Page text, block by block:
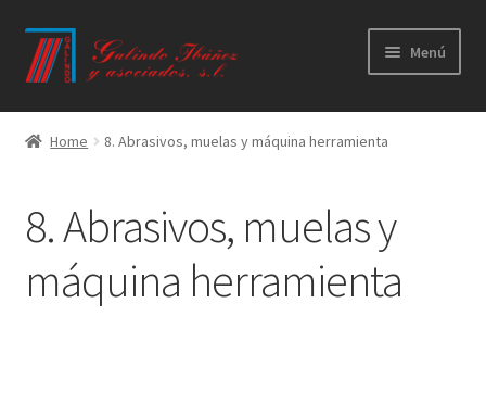
Ir
a
Ir
al
Menú
Principal
Novedades
Catálogos
Home 8. Abrasivos, muelas y máquina herramienta
8. Abrasivos, muelas y
máquina herramienta